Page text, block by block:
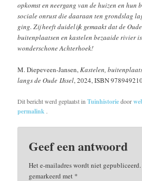
opkomst en neergang van de huizen en hun
sociale onrust die daaraan ten grondslag
ging. Zij heeft duidelijk gemaakt dat de Oude
buitenplaatsen en kastelen bezaaide rivier
wonderschone Achterhoek!
M. Diepeveen-Jansen,Kastelen,
langs de Oude IJssel, 2024, ISBN
Dit bericht werd geplaatst inTuinhistoriedoor
permalink .
Geef een antwoord
Het e-mailadres wordt niet gepubliceerd.
gemarkeerd met *